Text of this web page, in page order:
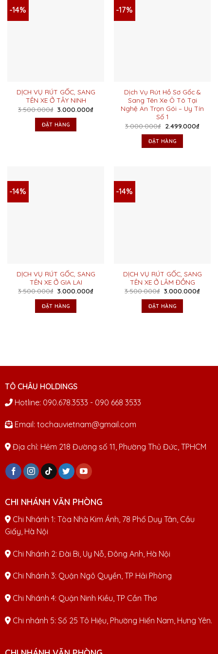
-14%
DỊCH VỤ RÚT GỐC, SANG
TÊN XE Ở TÂY NINH
3.500.000₫ Giá
là:
3.500.000₫.
3.000.000₫Giá
ĐẶT HÀNG
-17%
Dịch Vụ Rút Hồ Sơ Gốc &
Sang Tên Xe Ô Tô Tại
Nghệ An Trọn Gói – Uy Tín
Số 1
3.000.000₫ Giá
là:
3.000.000₫.
2.499.000₫Giá
ĐẶT HÀNG
-14%
DỊCH VỤ RÚT GỐC, SANG
TÊN XE Ở GIA LAI
3.500.000₫ Giá
là:
3.500.000₫.
3.000.000₫Giá
ĐẶT HÀNG
-14%
DỊCH VỤ RÚT GỐC, SANG
TÊN XE Ở LÂM ĐỒNG
3.500.000₫ Giá
là:
3.500.000₫.
3.000.000₫Giá
ĐẶT HÀNG
TÔ CHÂU HOLDINGS
Hotline: 090.678.3533 - 090 668 3533
Email: tochauvietnam@gmail.com
Địa chỉ: Hẻm 218 Đường số 11, Phường Thủ Đức, TPHCM
CHI NHÁNH VĂN PHÒNG
Chi Nhánh 1: Tòa Nhà Kim Ánh, 78 Phố Duy Tân, Cầu
Giấy, Hà Nội
Chi Nhánh 2: Đài Bi, Uy Nỗ, Đông Anh, Hà Nội
Chi Nhánh 3: Quận Ngô Quyền, TP Hải Phòng
Chi Nhánh 4: Quận Ninh Kiều, TP Cần Thơ
Chi nhánh 5: Số 25 Tô Hiệu, Phường Hiến Nam, Hưng Yên.